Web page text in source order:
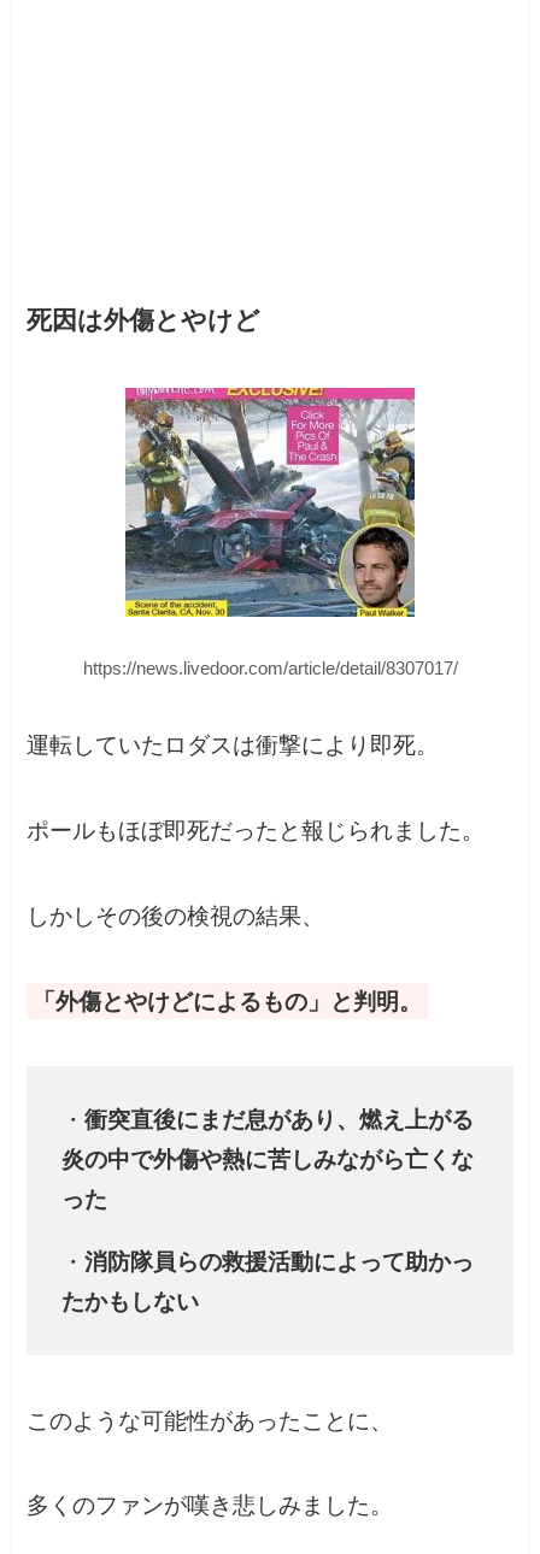
死因は外傷とやけど
https://news.livedoor.com/article/detail/8307017/
運転していたロダスは衝撃により即死。
ポールもほぼ即死だったと報じられました。
しかしその後の検視の結果、
「外傷とやけどによるもの」と判明。
・ 衝突直後にまだ息があり、燃え上がる
炎の中で外傷や熱に苦しみながら亡くな
った
・ 消防隊員らの救援活動によって助かっ
たかもしない
このような可能性があったことに、
多くのファンが嘆き悲しみました。